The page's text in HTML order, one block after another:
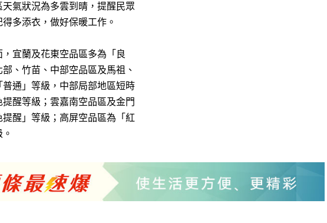
天氣狀況為多雲到晴，提醒民眾
多添衣，做好保暖工作。
，宜蘭及花東空品區多為「良
、竹苗、中部空品區及馬祖、
普通」等級，中部局部地區短時
提醒等級；雲嘉南空品區及金門
提醒」等級；高屏空品區為「紅